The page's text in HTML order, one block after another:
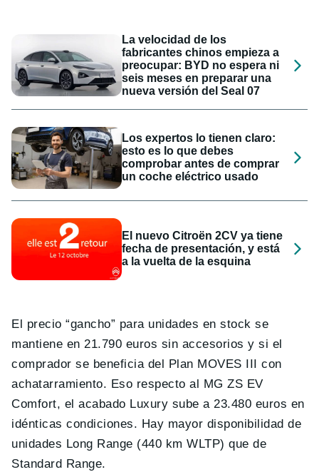
La velocidad de los
fabricantes chinos empieza a
preocupar: BYD no espera ni
seis meses en preparar una
nueva versión del Seal 07
Los expertos lo tienen claro:
esto es lo que debes
comprobar antes de comprar
un coche eléctrico usado
El nuevo Citroën 2CV ya tiene
fecha de presentación, y está
a la vuelta de la esquina
El precio “gancho” para unidades en stock se
mantiene en 21.790 euros sin accesorios y si el
comprador se beneficia del Plan MOVES III con
achatarramiento. Eso respecto al MG ZS EV
Comfort, el acabado Luxury sube a 23.480 euros en
idénticas condiciones. Hay mayor disponibilidad de
unidades Long Range (440 km WLTP) que de
Standard Range.